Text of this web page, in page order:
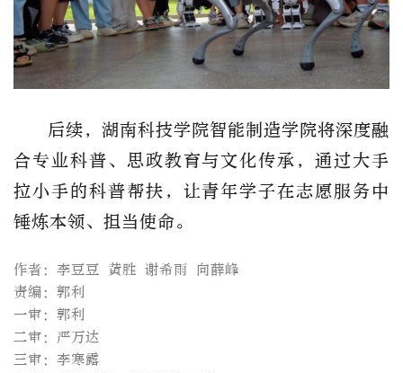
后续，湖南科技学院智能制造学院将深度融
合专业科普、思政教育与文化传承，通过大手
拉小手的科普帮扶，让青年学子在志愿服务中
锤炼本领、担当使命。
作者：李豆豆 黄胜 谢希雨 向薛峰
责编：郭利
一审：郭利
二审：严万达
三审：李寒露